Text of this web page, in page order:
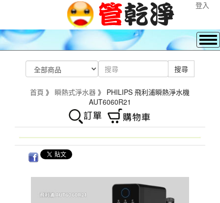
登入
首頁 》 瞬熱式淨水器 》 PHILIPS 飛利浦瞬熱淨水機
AUT6060R21